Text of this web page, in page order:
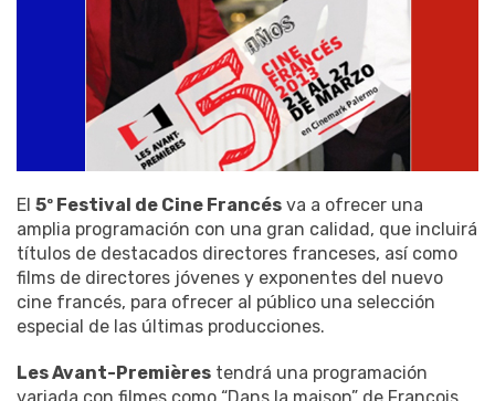
El 5º Festival de Cine Francés va a ofrecer una
amplia programación con una gran calidad, que incluirá
títulos de destacados directores franceses, así como
films de directores jóvenes y exponentes del nuevo
cine francés, para ofrecer al público una selección
especial de las últimas producciones.
Les Avant-Premières tendrá una programación
variada con filmes como “Dans la maison” de François